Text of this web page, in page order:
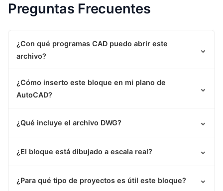
Preguntas Frecuentes
¿Con qué programas CAD puedo abrir este
archivo?
⌄
¿Cómo inserto este bloque en mi plano de
AutoCAD?
⌄
¿Qué incluye el archivo DWG? ⌄
¿El bloque está dibujado a escala real? ⌄
¿Para qué tipo de proyectos es útil este bloque? ⌄